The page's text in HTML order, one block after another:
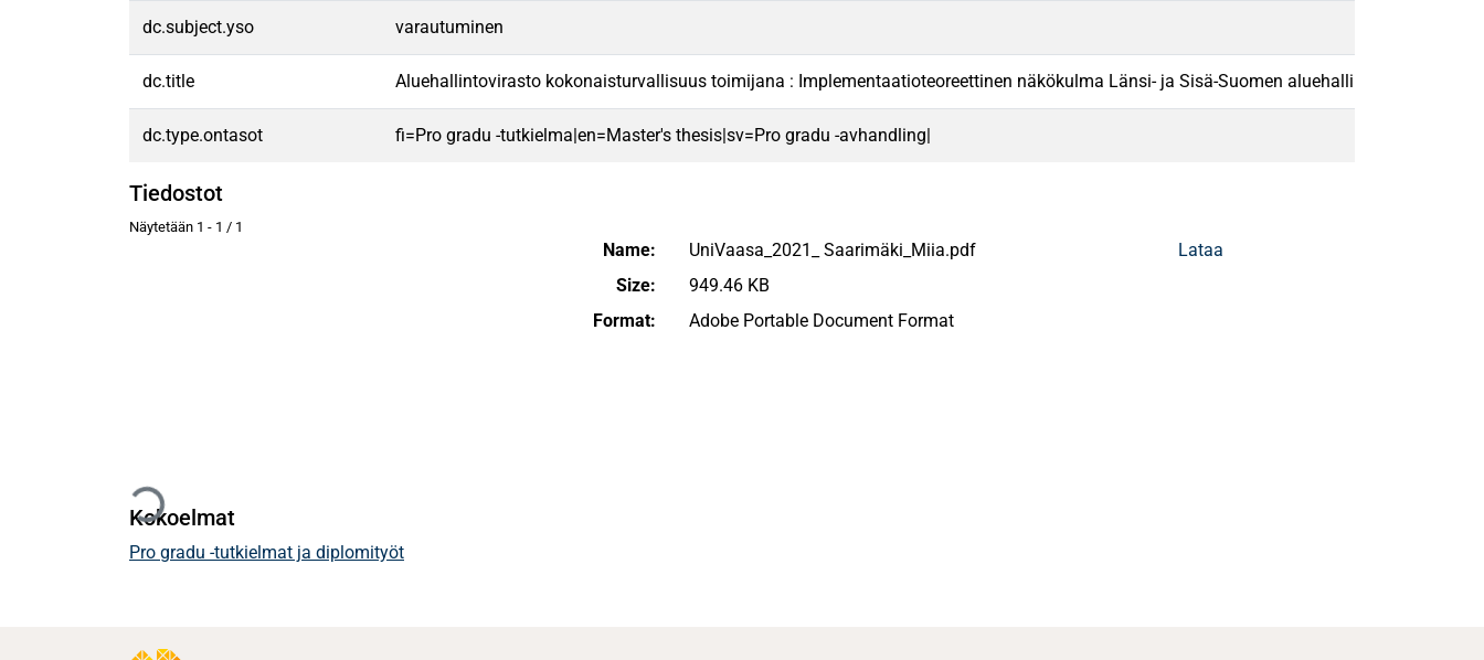
dc.subject.yso varautuminen
dc.title Aluehallintovirasto kokonaisturvallisuus toimijana : Implementaatioteoreettinen näkökulma Länsi- ja Sisä-Suomen aluehallintoviraston
dc.type.ontasot fi=Pro gradu -tutkielma|en=Master's thesis|sv=Pro gradu -avhandling|
Tiedostot
Näytetään 1 - 1 / 1
Ladataan...
Name:
UniVaasa_2021_ Saarimäki_Miia.pdf
Size:
949.46 KB
Format:
Adobe Portable Document Format
Lataa
Kokoelmat
Pro gradu -tutkielmat ja diplomityöt